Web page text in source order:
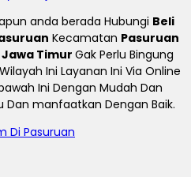
anda berada Hubungi Beli
Kecamatan Pasuruan
Jawa Timur Gak Perlu Bingung
Ini Layanan Ini Via Online
Ini Dengan Mudah Dan
Dan manfaatkan Dengan Baik.
Di Pasuruan